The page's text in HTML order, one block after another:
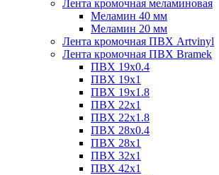
Лента кромочная меламиновая
Меламин 40 мм
Меламин 20 мм
Лента кромочная ПВХ Artvinyl
Лента кромочная ПВХ Bramek
ПВХ 19x0.4
ПВХ 19х1
ПВХ 19х1.8
ПВХ 22х1
ПВХ 22х1.8
ПВХ 28х0.4
ПВХ 28х1
ПВХ 32x1
ПВХ 42х1